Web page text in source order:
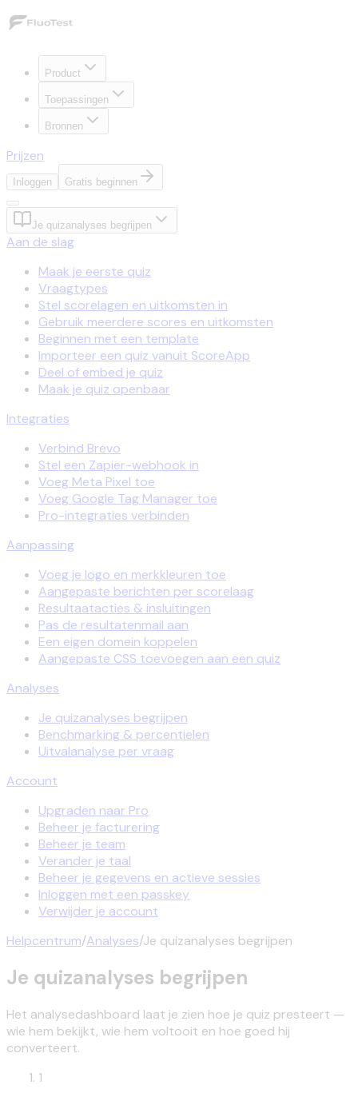
Product
Toepassingen
Bronnen
Prijzen
Inloggen Gratis beginnen
Je quizanalyses begrijpen
Aan de slag
Maak je eerste quiz
Vraagtypes
Stel scorelagen en uitkomsten in
Gebruik meerdere scores en uitkomsten
Beginnen met een template
Importeer een quiz vanuit ScoreApp
Deel of embed je quiz
Maak je quiz openbaar
Integraties
Verbind Brevo
Stel een Zapier-webhook in
Voeg Meta Pixel toe
Voeg Google Tag Manager toe
Pro-integraties verbinden
Aanpassing
Voeg je logo en merkkleuren toe
Aangepaste berichten per scorelaag
Resultaatacties & insluitingen
Pas de resultatenmail aan
Een eigen domein koppelen
Aangepaste CSS toevoegen aan een quiz
Analyses
Je quizanalyses begrijpen
Benchmarking & percentielen
Uitvalanalyse per vraag
Account
Upgraden naar Pro
Beheer je facturering
Beheer je team
Verander je taal
Beheer je gegevens en actieve sessies
Inloggen met een passkey
Verwijder je account
Helpcentrum/Analyses/Je quizanalyses begrijpen
Je quizanalyses begrijpen
Het analysedashboard laat je zien hoe je quiz presteert —
wie hem bekijkt, wie hem voltooit en hoe goed hij
converteert.
1